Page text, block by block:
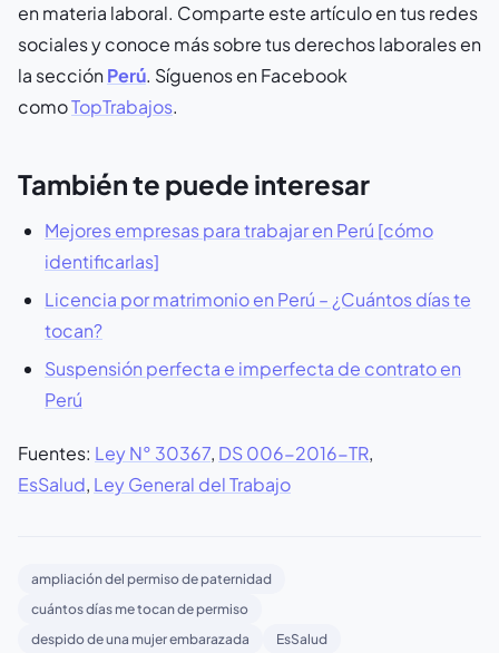
en materia laboral. Comparte este artículo en tus redes
sociales y conoce más sobre tus derechos laborales en
la secciónPerú. Síguenos en Facebook
comoTopTrabajos.
También te puede interesar
Mejores empresas para trabajar en Perú [cómo
identificarlas]
Licencia por matrimonio en Perú – ¿Cuántos días te
tocan?
Suspensión perfecta e imperfecta de contrato en
Perú
Fuentes: Ley N° 30367, DS 006-2016-TR,
EsSalud, Ley General del Trabajo
ampliación del permiso de paternidad
cuántos días me tocan de permiso
despido de una mujer embarazada
EsSalud